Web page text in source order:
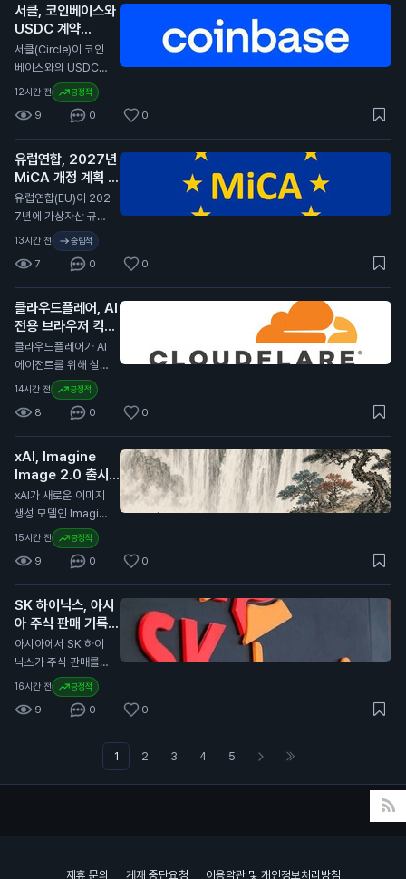
비해 큰 손실을 겪었
다고 전합니다. 특히,
경제 상황이 어려워지
면서 암호화폐의 투자
매력이 줄어들고 있습
니다. 전문가들은 암
호화폐의 변동성이 커
진 이유로 경제 불안
정을 지적하고 있습니
다. 일반 투자자에게
이 소식은 암호화폐
투자에 대한 신뢰가
미합니다. 이는 향후
암호화폐 가격에 부정
있습니다.
서클, 코인베이스와
USDC 계약
2029년까지 연장
N
서클(Circle)이 코인
베이스와의 USDC
스테이블코인 계약을
2029년까지 연장했
습니다. 이번 계약 연
장은 서클이 코인베이
스 플랫폼에서 USD
C의 중심 역할을 계속
유지할 수 있게 합니
다. 서클은 분기 배당
금을 포기하고, 제품
개발과 성장 기회에
재투자하기로 결정했
습니다. 서클은 지난
분기 동안 7억 1천만
달러(약 9천 5백억
원)의 수익을 기록했
습니다. 이는 전년 대
니다. USDC의 유통
량은 전년 대비 19%
러(약 99조 원)에 달
했습니다. 코인베이스
는 이 유통량의 약 3
0%를 보유하고 있습
니다. 이번 계약 연장
은 일반 투자자에게
중요한 의미를 가집니
는 만큼, 향후 USDC
의 안정성과 유통량
증가가 기대됩니다.
이는 투자자들의 자산
가치에도 긍정적인 영
향을 미칠 수 있습니
다.
12시간 전 긍정적
9 0 0
유럽연합, 2027년
MiCA 개정 계획 발
표
N
유럽연합(EU)이 202
7년에 가상자산 규제
법안인 MiCA(가상자
산 시장 규제)를 개정
할 계획이라고 발표했
습니다. 이 개정안은
비EU 국가의 가상자
산 발행자, 스테이블
코인, 토큰화된 결제
방식을 다룰 예정입니
다. MiCA는 유럽 내
가상자산 시장의 규제
를 강화하기 위해 제
정된 법안입니다. 이
번 개정은 글로벌 가
상자산 시장의 변화에
대응하기 위한 것으
로, 특히 유럽 외부의
발행자와 관련된 규제
를 포함합니다. 이는
유럽 내 가상자산 사
높이기 위한 노력으로
해석됩니다. 이번 발
표는 일반 투자자에게
중요합니다. 유럽의
규제가 강화되면 스테
이블코인과 같은 가상
자산의 사용에 영향을
라서 투자자들은 이러
13시간 전 중립적
7 0 0
클라우드플레어, AI
전용 브라우저 킥서
프 출시
N
클라우드플레어가 AI
에이전트를 위해 설계
된 브라우저 킥서프(K
itesurf)를 출시했습
니다. 이 브라우저는
클라우드플레어의 서
버리스 플랫폼인 워커
스(Workers) 위에서
작동합니다. 킥서프는
현재 베타 버전으로
무료로 제공됩니다.
클라우드플레어는 킥
서프를 단 12주 만에
개발했습니다. 이 브
라우저는 AI 에이전트
가 웹을 더 효율적으
로 탐색하도록 돕습니
다. 기존의 크롬 브라
파워를 사용하여 비용
을 절감할 수 있습니
프를 사용해 웹사이트
작성하며, 다른 브라
브라우저의 출시는 AI
중요한 의미를 가집니
14시간 전 긍정적
8 0 0
xAI, Imagine
Image 2.0 출시
발표
N
xAI가 새로운 이미지
생성 모델인 Imagin
e Image 2.0을 출시
했습니다. 이 모델은
Grok 웹사이트와 iO
S 및 Android 앱에서
사용할 수 있습니다.
사용자는 보다 정밀한
이미지 편집과 템플릿
기능을 이용할 수 있
습니다. Imagine Im
age 2.0은 디자인,
사진, 일러스트레이션
델은 텍스트를 이미지
로 변환하는 기능에서
계획 중이지만, 아직
일반 사용자에게 이
15시간 전 긍정적
9 0 0
SK 하이닉스, 아시
아 주식 판매 기록
경신 주도
N
아시아에서 SK 하이
닉스가 주식 판매를
이끌며 7월에 830억
달러(약 11조 1,000억
원) 이상의 자금을 모
니다. SK 하이닉스는
16시간 전 긍정적
9 0 0
1 2 3 4 5
제휴 문의 게재 중단요청 이용약관 및 개인정보처리방침